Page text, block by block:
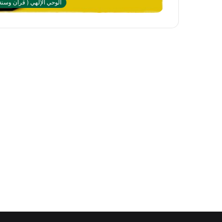
الوحي الإلهي ( قرآن